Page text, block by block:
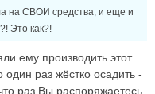
на СВОИ средства, и еще и
Это как?!
ему производить этот
один раз жёстко осадить -
раз Вы распоряжаетесь